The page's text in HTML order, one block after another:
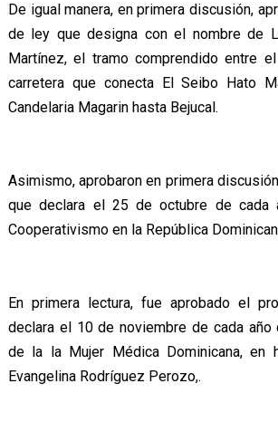
De igual manera, en primera discusión,
de ley que designa con el nombre de
Martínez, el tramo comprendido entre
carretera que conecta El Seibo Hato
Candelaria Magarin hasta Bejucal.
Asimismo, aprobaron en primera
que declara el 25 de octubre de cada
Cooperativismo en la República
En primera lectura, fue aprobado el
declara el 10 de noviembre de cada año
de la la Mujer Médica Dominicana, en
Evangelina Rodríguez Perozo,.